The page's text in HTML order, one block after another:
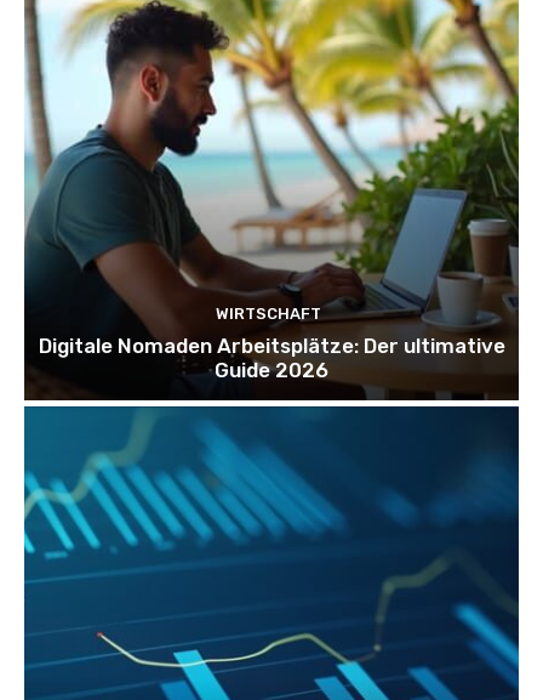
WIRTSCHAFT
Digitale Nomaden Arbeitsplätze: Der ultimative
Guide 2026